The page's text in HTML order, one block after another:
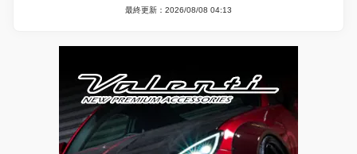
最終更新：2026/08/08 04:13